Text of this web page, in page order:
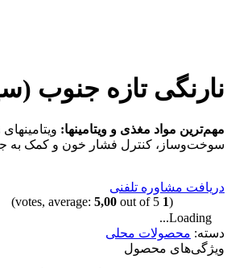
نارنگی تازه جنوب
مهم‌ترین مواد مغذی و ویتامینها: ویتامینهای B1، B2، B5، B6، C، A، E، کلسیم، فسفر، پتاسیم، منیزیم و سرشار از آنتی‌اکسیدان.
سوخت‌و‌ساز، کنترل فشار خون و کمک به
دریافت مشاوره تلفنی
(
1
5,00 out of 5)
Loading...
دسته: محصولات محلی
ویژگی‌های محصول